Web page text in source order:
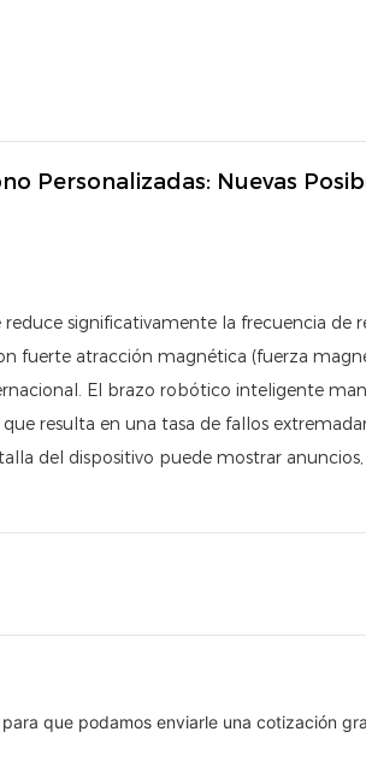
Personalizadas: Nuevas
significativamente la frecuencia de
fuerte atracción magnética (fuerza
El brazo robótico inteligente
resulta en una tasa de fallos
del dispositivo puede mostrar
que podamos enviarle una cotización